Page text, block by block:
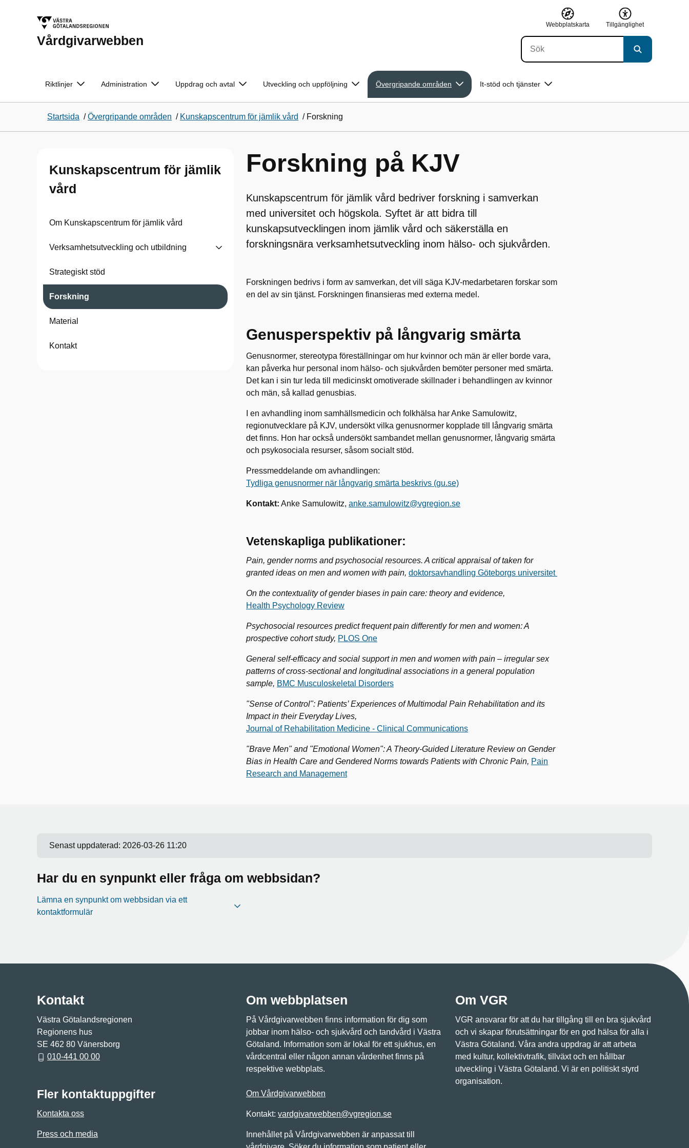
Vårdgivarwebben
Webbplatskarta Tillgänglighet
Riktlinjer Administration Uppdrag och avtal Utveckling och uppföljning Övergripande områden It-stöd och tjänster
Startsida /Övergripande områden / Kunskapscentrum för jämlik vård / Forskning
Kunskapscentrum för jämlik
vård
Om Kunskapscentrum för jämlik vård
Verksamhetsutveckling och utbildning
Strategiskt stöd
Forskning
Material
Kontakt
Forskning på KJV
Kunskapscentrum för jämlik vård bedriver forskning i samverkan
med universitet och högskola. Syftet är att bidra till
kunskapsutvecklingen inom jämlik vård och säkerställa en
forskningsnära verksamhetsutveckling inom hälso- och sjukvården.
Forskningen bedrivs i form av samverkan, det vill säga KJV-medarbetaren forskar som
en del av sin tjänst. Forskningen finansieras med externa medel.
Genusperspektiv på långvarig smärta
Genusnormer, stereotypa föreställningar om hur kvinnor och män är eller borde vara,
kan påverka hur personal inom hälso- och sjukvården bemöter personer med smärta.
Det kan i sin tur leda till medicinskt omotiverade skillnader i behandlingen av kvinnor
och män, så kallad genusbias.
I en avhandling inom samhällsmedicin och folkhälsa har Anke Samulowitz,
regionutvecklare på KJV, undersökt vilka genusnormer kopplade till långvarig smärta
det finns. Hon har också undersökt sambandet mellan genusnormer, långvarig smärta
och psykosociala resurser, såsom socialt stöd.
Pressmeddelande om avhandlingen:
Tydliga genusnormer när långvarig smärta beskrivs (gu.se)
Kontakt: Anke Samulowitz, anke.samulowitz@vgregion.se
Vetenskapliga publikationer:
Pain, gender norms and psychosocial resources. A critical appraisal of taken for
granted ideas on men and women with pain, doktorsavhandling Göteborgs universitet
On the contextuality of gender biases in pain care: theory and evidence,
Health Psychology Review
Psychosocial resources predict frequent pain differently for men and women: A
prospective cohort study, PLOS One
General self-efficacy and social support in men and women with pain – irregular sex
patterns of cross-sectional and longitudinal associations in a general population
sample, BMC Musculoskeletal Disorders
"Sense of Control": Patients’ Experiences of Multimodal Pain Rehabilitation and its
Impact in their Everyday Lives,
Journal of Rehabilitation Medicine - Clinical Communications
"Brave Men" and "Emotional Women": A Theory-Guided Literature Review on Gender
Bias in Health Care and Gendered Norms towards Patients with Chronic Pain, Pain
Research and Management
Senast uppdaterad: 2026-03-26 11:20
Har du en synpunkt eller fråga om webbsidan?
Lämna en synpunkt om webbsidan via ett
kontaktformulär
Kontakt
Västra Götalandsregionen
Regionens hus
SE 462 80 Vänersborg
010-441 00 00
Fler kontaktuppgifter
Kontakta oss
Press och media
Om webbplatsen
På Vårdgivarwebben finns information för dig som
jobbar inom hälso- och sjukvård och tandvård i Västra
Götaland. Information som är lokal för ett sjukhus, en
vårdcentral eller någon annan vårdenhet finns på
respektive webbplats.
Om Vårdgivarwebben
Kontakt: vardgivarwebben@vgregion.se
Innehållet på Vårdgivarwebben är anpassat till
Om VGR
VGR ansvarar för att du har tillgång till en bra sjukvård
och vi skapar förutsättningar för en god hälsa för alla i
Västra Götaland. Våra andra uppdrag är att arbeta
med kultur, kollektivtrafik, tillväxt och en hållbar
utveckling i Västra Götaland. Vi är en politiskt styrd
organisation.